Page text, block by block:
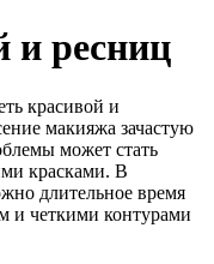
и ресниц
красивой и
макияжа зачастую
может стать
красками. В
длительное время
и четкими контурами